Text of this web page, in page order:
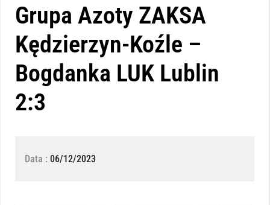
Grupa Azoty ZAKSA
Kędzierzyn-Koźle –
Bogdanka LUK Lublin
2:3
Data : 06/12/2023